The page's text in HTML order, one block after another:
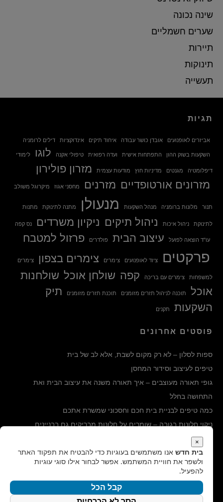
שינה נכונה
שערים חשמליים
תיירות
תינוקות
תעשייה
תגיות
אביזרים לאופנועים אובדן כושר עבודה איחוד תיקים אינדוקציות דילים לרומניה
השקעות בשוק ההון התפתחות אישית ועדה רפואית טיפולי אקנה לוגו לימודי
דיפלומטיה מגנטים מדיניות חוץ מודעות עצמית
מזרון פולירון
מזרונים אורטופדיים מזרנים מחסני אגוז מיקרוגל משולב
תנור מלונות ברומניה מנהל השקעות מנעולן מתנה לתינוקת מתנות
לתינוקת ניהול איכות ניהול תיקים ניקיון משרדים נס קפה
עו"ד הוצאה לפועל עיצוב הבית פולדרים פרזול למטבח
פרקטים ציוד לאופנועים צימרים צימרים בצפון צימרים
למשפחות צימרים עם בריכה קפה שולחן אוכל שולחנות
אוכל
תוכנה לניהול תזרים מזומנים תוכנת תזרים מזומנים
תיק
השקעות
תקנים
פוסטים אחרונים
ספות לסלון – לא רק מקום לשבת, אלא לב של בית
טיפים לעיצוב וסידור המחסן
גופי תאורה מעוצבים – איך תאורה משנה את עיצוב הבית ואת
התחושה בחלל
כמה טיפים לבניית בית חכם וחסכוני שמשרת אתכם
ניקוי חלונות בגובה – שומרים על חלונות מבריקים גם בבניינים
הגבוהים ביותר
קטגוריות
קטגוריות
×
בית חדש אנו משתמשים בעוגיות כדי להבטיח את תפקוד האתר
ולשפר את חוויית המשתמש. אפשר לבחור אילו סוגי עוגיות
להפעיל.
קבל הכל